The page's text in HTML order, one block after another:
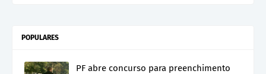
POPULARES
PF abre concurso para preenchimento